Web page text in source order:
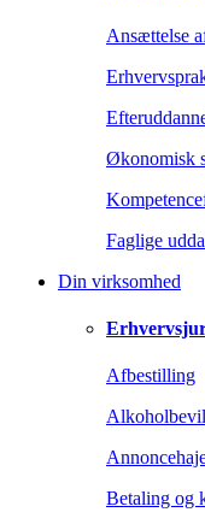
Ansættelse
Økonomisk
Faglige
Din virksomhed
Afbestilling
Betaling og